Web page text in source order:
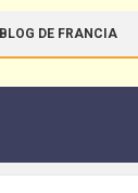
BLOG DE FRANCIA